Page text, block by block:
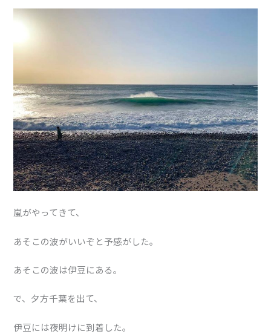
嵐がやってきて、
あそこの波がいいぞと予感がした。
あそこの波は伊豆にある。
で、夕方千葉を出て、
伊豆には夜明けに到着した。